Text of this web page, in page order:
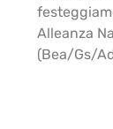
Alleanza
(Bea/Gs/